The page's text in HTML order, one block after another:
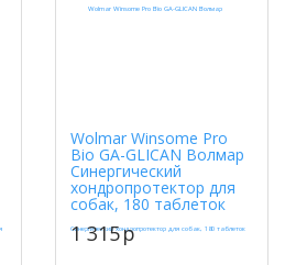
Wolmar Winsome Pro
Bio GA-GLICAN Волмар
Синергический
хондропротектор для
собак, 180 таблеток
1 315p